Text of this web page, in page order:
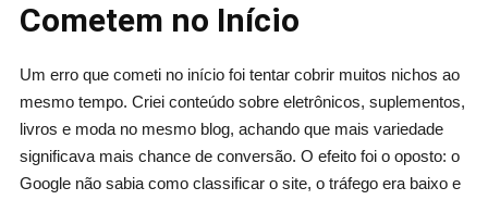
Cometem no Início
Um erro que cometi no início foi tentar cobrir muitos nichos ao
mesmo tempo. Criei conteúdo sobre eletrônicos, suplementos,
livros e moda no mesmo blog, achando que mais variedade
significava mais chance de conversão. O efeito foi o oposto: o
Google não sabia como classificar o site, o tráfego era baixo e